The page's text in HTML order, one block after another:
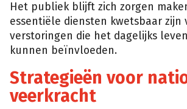
Het publiek blijft zich zorgen
essentiële diensten kwetsbaar zijn
verstoringen die het dagelijks
kunnen beïnvloeden.
Strategieën voor
veerkracht